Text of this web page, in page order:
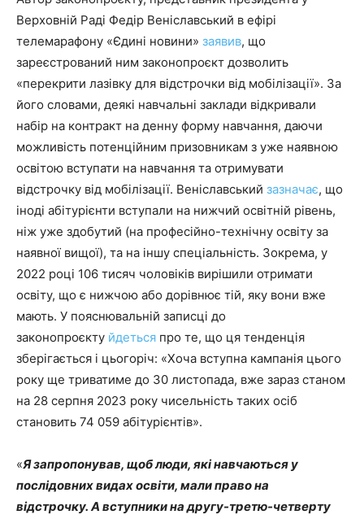
Верховній Раді Федір Веніславський в ефірі
телемарафону «Єдині новини» заявив, що
зареєстрований ним законопроєкт дозволить
«перекрити лазівку для відстрочки від мобілізації». За
його словами, деякі навчальні заклади відкривали
набір на контракт на денну форму навчання, даючи
можливість потенційним призовникам з уже наявною
освітою вступати на навчання та отримувати
відстрочку від мобілізації. Веніславський зазначає, що
іноді абітурієнти вступали на нижчий освітній рівень,
ніж уже здобутий (на професійно-технічну освіту за
наявної вищої), та на іншу спеціальність. Зокрема, у
2022 році 106 тисяч чоловіків вирішили отримати
освіту, що є нижчою або дорівнює тій, яку вони вже
мають. У пояснювальній записці до
законопроєкту йдеться про те, що ця тенденція
зберігається і цьогоріч: «Хоча вступна кампанія цього
року ще триватиме до 30 листопада, вже зараз станом
на 28 серпня 2023 року чисельність таких осіб
становить 74 059 абітурієнтів».
«Я запропонував, щоб люди, які навчаються у
послідовних видах освіти, мали право на
відстрочку. А вступники на другу-третю-четверту